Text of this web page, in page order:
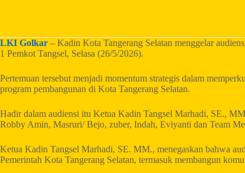
LKI Golkar – Kadin Kota Tangerang Selatan menggelar
1 Pemkot Tangsel, Selasa (26/5/2026).
Pertemuan tersebut menjadi momentum strategis dalam
program pembangunan di Kota Tangerang Selatan.
Hadir dalam audiensi itu Ketua Kadin Tangsel Marhadi, SE.,
Robby Amin, Masruri/ Bejo, zuber, Indah, Eviyanti dan Team
Ketua Kadin Tangsel Marhadi, SE. MM., menegaskan bahwa
Pemerintah Kota Tangerang Selatan, termasuk membangun